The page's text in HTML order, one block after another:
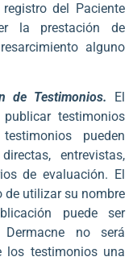
del Paciente
la prestación de
alguno
de Testimonios. El
testimonios
pueden
entrevistas,
de evaluación. El
de utilizar su nombre
puede ser
no será
los testimonios una